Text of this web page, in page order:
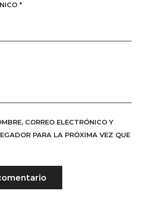
*
CORREO ELECTRÓNICO Y
PARA LA PRÓXIMA VEZ QUE